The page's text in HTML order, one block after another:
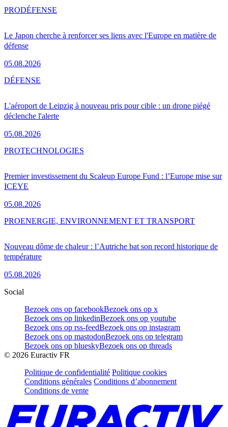
Le Japon cherche à renforcer ses liens avec l'Europe en matière de
défense
05.08.2026
PRODÉFENSE
L'aéroport de Leipzig à nouveau pris pour cible : un drone piégé
déclenche l'alerte
05.08.2026
DÉFENSE
Premier investissement du Scaleup Europe Fund : l’Europe mise sur
ICEYE
05.08.2026
PROTECHNOLOGIES
Nouveau dôme de chaleur : l’Autriche bat son record historique de
température
05.08.2026
PROENERGIE, ENVIRONNEMENT ET TRANSPORT
Social
Bezoek ons op facebookBezoek ons op x
Bezoek ons op linkedinBezoek ons op youtube
Bezoek ons op rss-feedBezoek ons op instagram
Bezoek ons op mastodonBezoek ons op telegram
Bezoek ons op blueskyBezoek ons op threads
© 2026 Euractiv FR
Politique de confidentialité Politique cookies
Conditions générales Conditions d’abonnement
Conditions de vente